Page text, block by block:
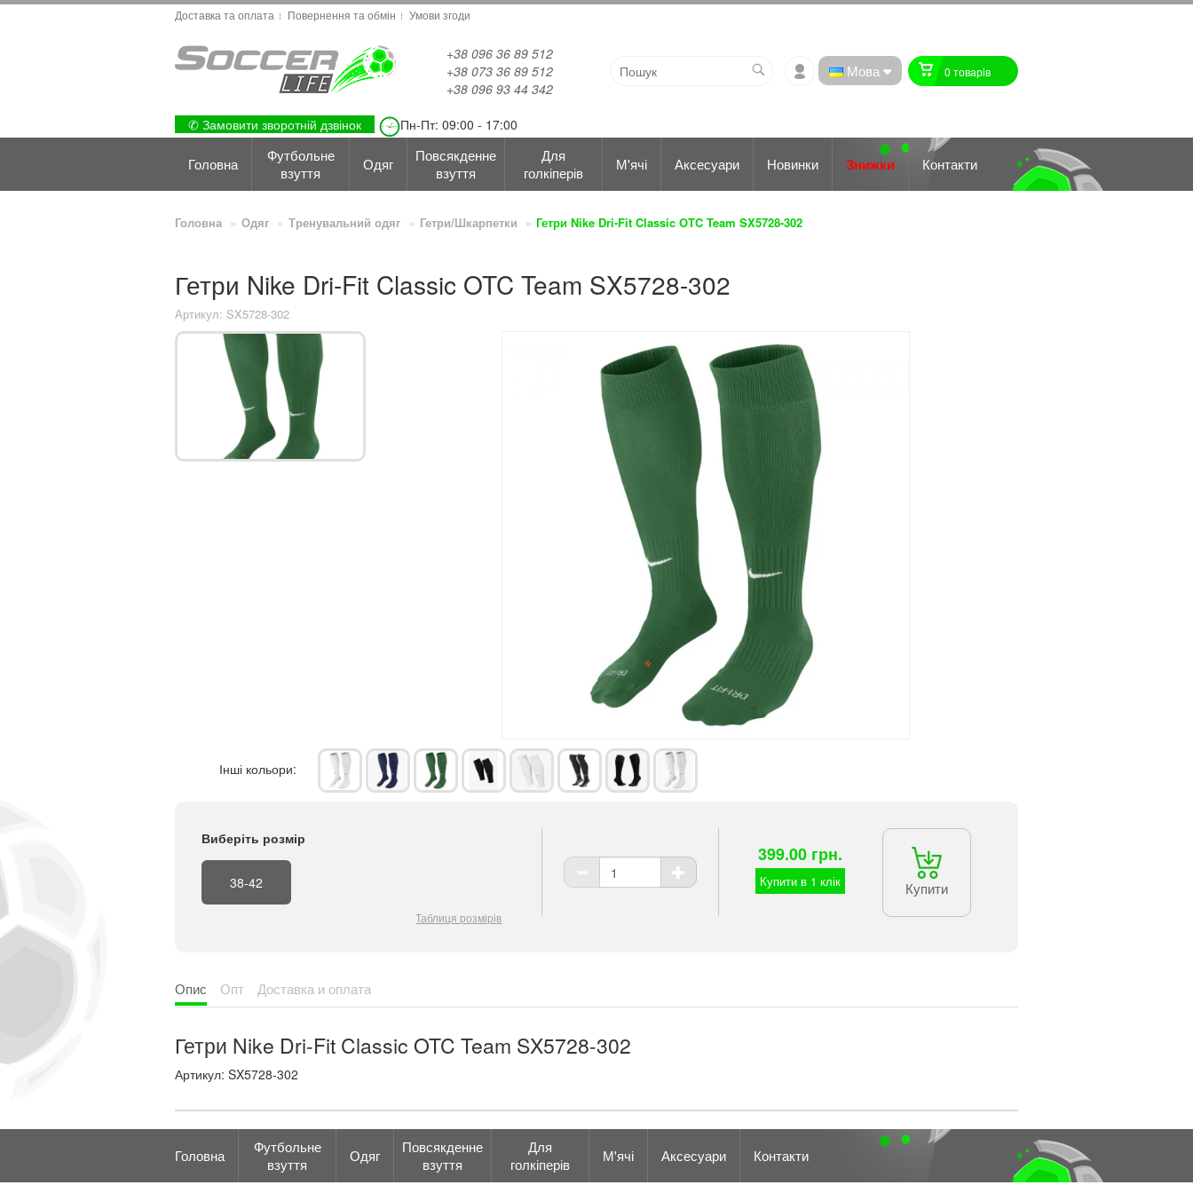
Доставка та оплата Повернення та обмін Умови згоди
+38 096 36 89 512
+38 073 36 89 512
+38 096 93 44 342
✆ Замовити зворотній дзвінок Пн-Пт: 09:00 - 17:00
Мова 0 товарiв
Головна
Футбольне
взуття
Одяг
Повсякденне
взуття
Для
голкіперів
М'ячі Аксесуари Новинки Знижки Контакти
Головна Одяг Тренувальний одяг Гетри/Шкарпетки Гетри Nike Dri-Fit Classic OTC Team SX5728-302
Гетри Nike Dri-Fit Classic OTC Team SX5728-302
Артикул: SX5728-302
Інші кольори:
Виберіть розмір
38-42
Таблиця розмірів
399.00 грн.
Купити в 1 клік Купити
Опис Опт Доставка и оплата
Гетри Nike Dri-Fit Classic OTC Team SX5728-302
Артикул: SX5728-302
Головна
Футбольне
взуття
Одяг
Повсякденне
взуття
Для
голкіперів
М'ячі Аксесуари Контакти